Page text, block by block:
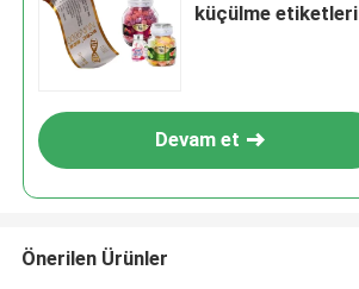
küçülme etiketleri
Devam et
Önerilen Ürünler